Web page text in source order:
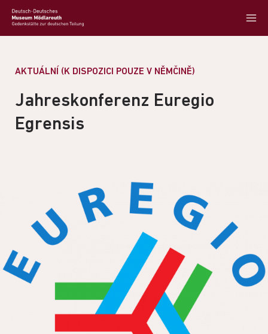
AKTUÁLNÍ (K DISPOZICI POUZE V NĚMČINĚ)
Jahreskonferenz Euregio
Egrensis